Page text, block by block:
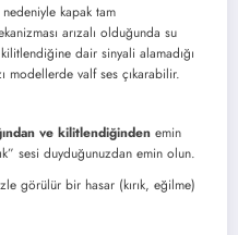
kapak tam
arızalı olduğunda su
dair sinyali alamadığı
modellerde valf ses çıkarabilir.
ve kilitlendiğinden emin
sesi duyduğunuzdan emin olun.
görülür bir hasar (kırık, eğilme)